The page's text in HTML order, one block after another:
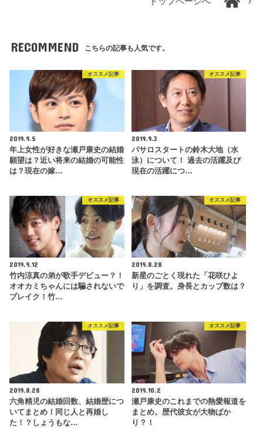
RECOMMEND こちらの記事も人気です。
オススメ記事
2019.9.5
年上女性が好きな瀬戸康史の結婚
願望は？近い将来の結婚の可能性
は？現在の嫁…
オススメ記事
2019.9.3
バサロスタートの鈴木大地（水
泳）について！ 過去の活躍及び
現在の活躍につ…
オススメ記事
2019.9.12
竹内涼真の弟が歌手デビュー？！
オオカミちゃんには騙されないで
ブレイク！竹…
オススメ記事
2019.8.28
新星のごとく現れた「花咲ひよ
り」を調査。身長とカップ数は？
オススメ記事
2019.8.28
六角精児の結婚回数、結婚歴につ
いてまとめ！同じ人と再婚し
た！？しょうもな…
オススメ記事
2019.10.2
瀬戸康史のこれまでの熱愛報道を
まとめ。歴代彼女が大物ばか
り？！